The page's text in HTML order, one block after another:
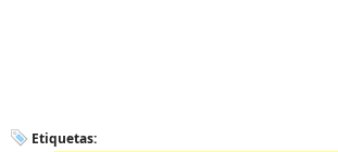
Etiquetas: